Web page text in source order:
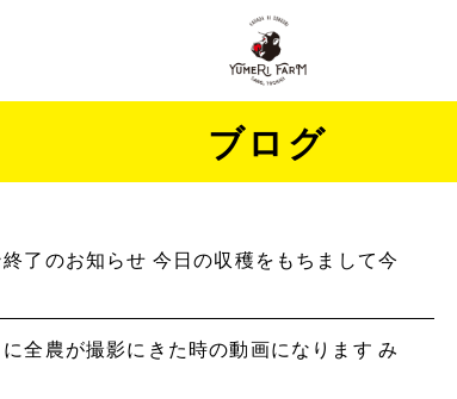
ブログ
了のお知らせ 今日の収穫をもちまして今
全農が撮影にきた時の動画になります み